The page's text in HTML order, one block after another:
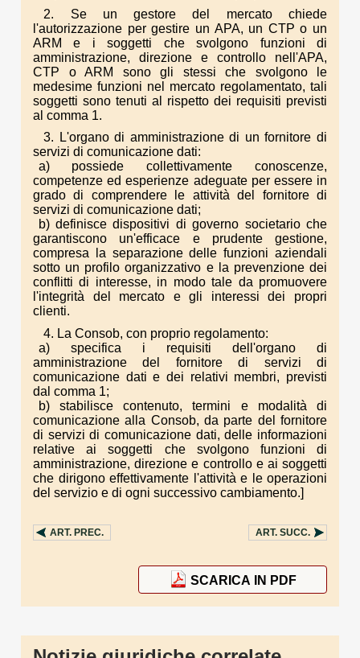
2. Se un gestore del mercato chiede
l'autorizzazione per gestire un APA, un CTP o un
ARM e i soggetti che svolgono funzioni di
amministrazione, direzione e controllo nell'APA,
CTP o ARM sono gli stessi che svolgono le
medesime funzioni nel mercato regolamentato, tali
soggetti sono tenuti al rispetto dei requisiti previsti
al comma 1.
3. L'organo di amministrazione di un fornitore di
servizi di comunicazione dati:
a) possiede collettivamente conoscenze,
competenze ed esperienze adeguate per essere in
grado di comprendere le attività del fornitore di
servizi di comunicazione dati;
b) definisce dispositivi di governo societario che
garantiscono un'efficace e prudente gestione,
compresa la separazione delle funzioni aziendali
sotto un profilo organizzativo e la prevenzione dei
conflitti di interesse, in modo tale da promuovere
l'integrità del mercato e gli interessi dei propri
clienti.
4. La Consob, con proprio regolamento:
a) specifica i requisiti dell'organo di
amministrazione del fornitore di servizi di
comunicazione dati e dei relativi membri, previsti
dal comma 1;
b) stabilisce contenuto, termini e modalità di
comunicazione alla Consob, da parte del fornitore
di servizi di comunicazione dati, delle informazioni
relative ai soggetti che svolgono funzioni di
amministrazione, direzione e controllo e ai soggetti
che dirigono effettivamente l'attività e le operazioni
del servizio e di ogni successivo cambiamento.]
ART. PREC. ART. SUCC.
SCARICA IN PDF